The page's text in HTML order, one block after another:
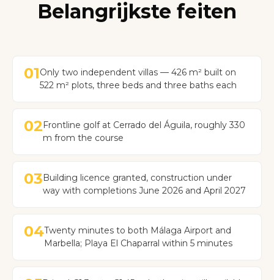
Belangrijkste feiten
01Only two independent villas — 426 m² built on
522 m² plots, three beds and three baths each
02Frontline golf at Cerrado del Águila, roughly 330
m from the course
03Building licence granted, construction under
way with completions June 2026 and April 2027
04Twenty minutes to both Málaga Airport and
Marbella; Playa El Chaparral within 5 minutes